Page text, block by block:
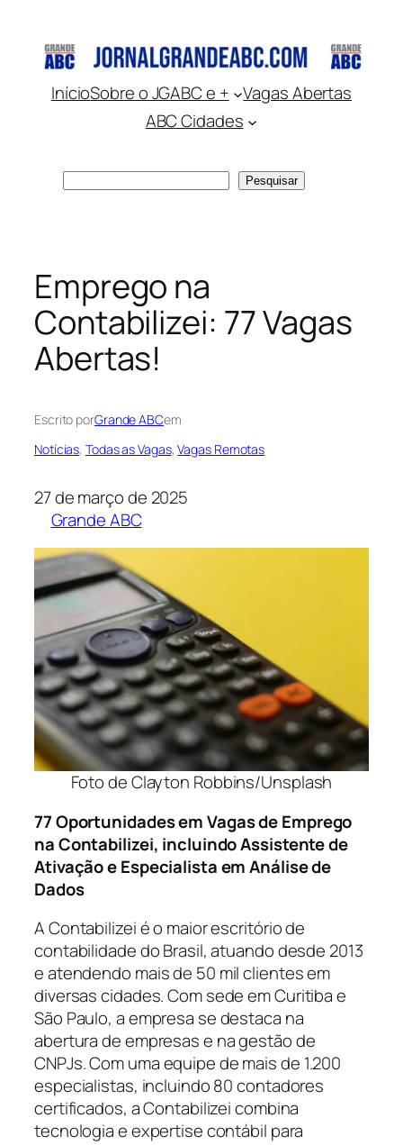
conteúdo
InícioSobre o JGABC e +
Vagas Abertas
ABC Cidades
Pesquisar
Emprego na
Contabilizei: 77 Vagas
Abertas!
Escrito porGrande ABCem
Notícias, Todas as Vagas, Vagas Remotas
27 de março de 2025
Grande ABC
Foto de Clayton Robbins/Unsplash
77 Oportunidades em Vagas de Emprego
na Contabilizei, incluindo Assistente de
Ativação e Especialista em Análise de
Dados
A Contabilizei é o maior escritório de
contabilidade do Brasil, atuando desde 2013
e atendendo mais de 50 mil clientes em
diversas cidades. Com sede em Curitiba e
São Paulo, a empresa se destaca na
abertura de empresas e na gestão de
CNPJs. Com uma equipe de mais de 1.200
especialistas, incluindo 80 contadores
certificados, a Contabilizei combina
tecnologia e expertise contábil para